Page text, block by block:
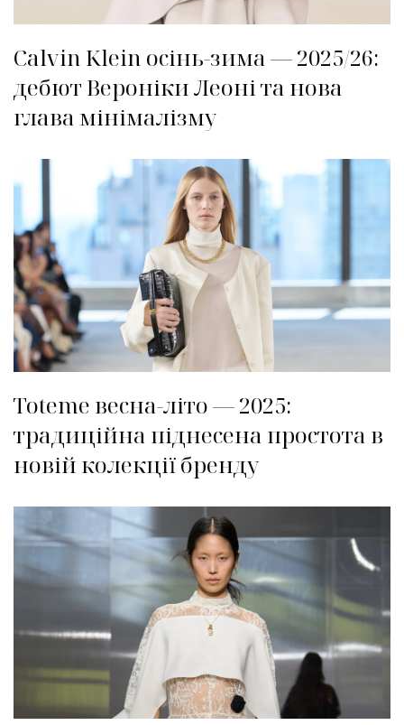
Calvin Klein осінь-зима — 2025/26:
дебют Вероніки Леоні та нова
глава мінімалізму
Toteme весна-літо — 2025:
традиційна піднесена простота в
новій колекції бренду